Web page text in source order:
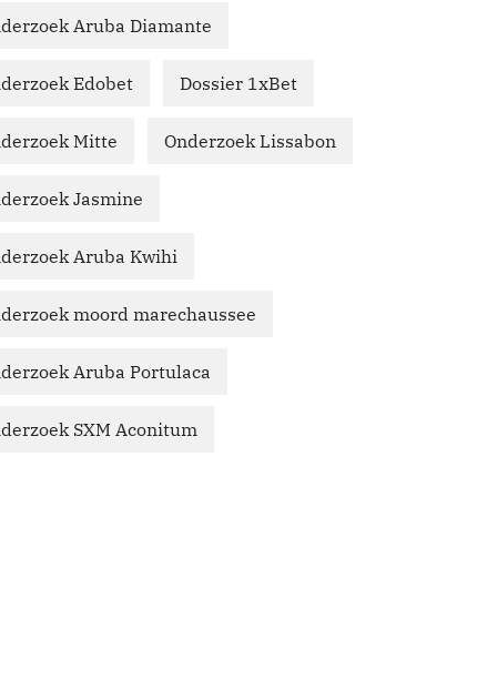
Aruba Diamante
Edobet Dossier 1xBet
Mitte Onderzoek Lissabon
Jasmine
Aruba Kwihi
moord marechaussee
Aruba Portulaca
SXM Aconitum